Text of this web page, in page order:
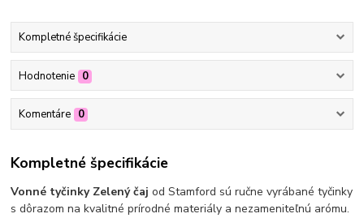
Kompletné špecifikácie
Hodnotenie 0
Komentáre 0
Kompletné špecifikácie
Vonné tyčinky Zelený čajod Stamford sú ručne vyrábané tyčinky
s dôrazom na kvalitné prírodné materiály a nezameniteľnú arómu.